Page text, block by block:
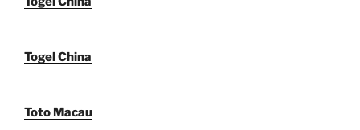
Togel China
Toto Macau